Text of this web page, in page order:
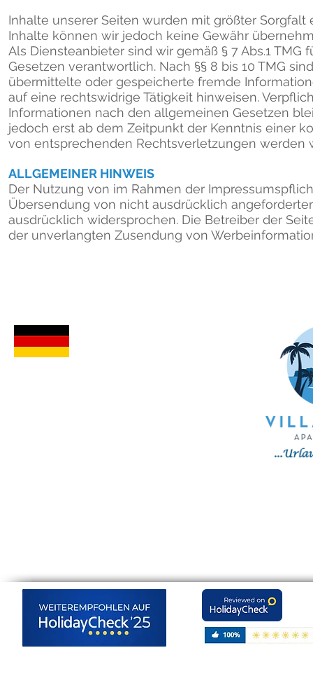
Inhalte unserer Seiten wurden mit größter
Inhalte können wir jedoch keine Gewähr
Als Diensteanbieter sind wir gemäß § 7 Abs.1
Gesetzen verantwortlich. Nach §§ 8 bis 10 TMG
übermittelte oder gespeicherte fremde
auf eine rechtswidrige Tätigkeit hinweisen.
Informationen nach den allgemeinen Gesetzen
jedoch erst ab dem Zeitpunkt der Kenntnis einer
von entsprechenden Rechtsverletzungen werden
ALLGEMEINER HINWEIS
Der Nutzung von im Rahmen der
Übersendung von nicht ausdrücklich
ausdrücklich widersprochen. Die Betreiber der
der unverlangten Zusendung von